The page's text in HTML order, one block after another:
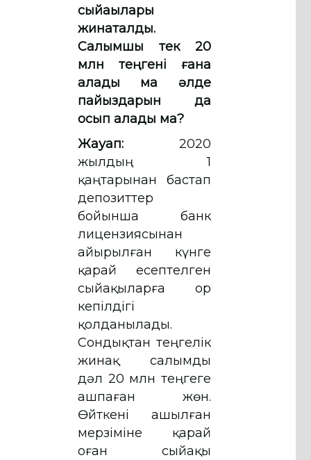
сыйақылары
жинақталды.
Салымшы тек 20
млн теңгені ғана
алады ма әлде
пайыздарын да
қосып алады ма?
Жауап: 2020
жылдың 1
қаңтарынан бастап
депозиттер
бойынша банк
лицензиясынан
айырылған күнге
қарай есептелген
сыйақыларға Қор
кепілдігі
қолданылады.
Сондықтан теңгелік
жинақ салымды
дәл 20 млн теңгеге
ашпаған жөн.
Өйткені ашылған
мерзіміне қарай
оған сыйақы